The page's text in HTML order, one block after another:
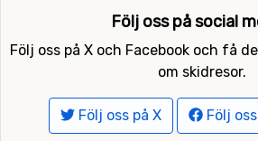
Följ oss på social
Följ oss på X och Facebook och få
om skidresor.
Följ oss på X Följ oss